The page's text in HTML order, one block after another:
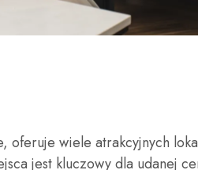
oferuje wiele atrakcyjnych
jest kluczowy dla udanej